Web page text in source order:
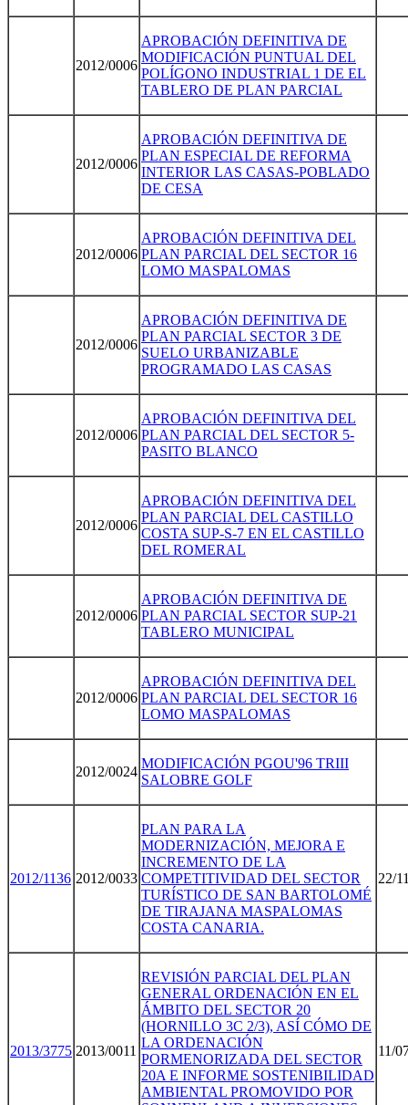
2012/0006
APROBACIÓN DEFINITIVA DE
MODIFICACIÓN PUNTUAL DEL
POLÍGONO INDUSTRIAL 1 DE EL
TABLERO DE PLAN PARCIAL
2012/0006
APROBACIÓN DEFINITIVA DE
PLAN ESPECIAL DE REFORMA
INTERIOR LAS CASAS-POBLADO
DE CESA
2012/0006
APROBACIÓN DEFINITIVA DEL
PLAN PARCIAL DEL SECTOR 16
LOMO MASPALOMAS
2012/0006
APROBACIÓN DEFINITIVA DE
PLAN PARCIAL SECTOR 3 DE
SUELO URBANIZABLE
PROGRAMADO LAS CASAS
2012/0006
APROBACIÓN DEFINITIVA DEL
PLAN PARCIAL DEL SECTOR 5-
PASITO BLANCO
2012/0006
APROBACIÓN DEFINITIVA DEL
PLAN PARCIAL DEL CASTILLO
COSTA SUP-S-7 EN EL CASTILLO
DEL ROMERAL
2012/0006
APROBACIÓN DEFINITIVA DE
PLAN PARCIAL SECTOR SUP-21
TABLERO MUNICIPAL
2012/0006
APROBACIÓN DEFINITIVA DEL
PLAN PARCIAL DEL SECTOR 16
LOMO MASPALOMAS
2012/0024
MODIFICACIÓN PGOU'96 TRIII
SALOBRE GOLF
2012/1136 2012/0033
PLAN PARA LA
MODERNIZACIÓN, MEJORA E
INCREMENTO DE LA
COMPETITIVIDAD DEL SECTOR
TURÍSTICO DE SAN BARTOLOMÉ
DE TIRAJANA MASPALOMAS
COSTA CANARIA.
22/
2013/3775 2013/0011
REVISIÓN PARCIAL DEL PLAN
GENERAL ORDENACIÓN EN EL
ÁMBITO DEL SECTOR 20
(HORNILLO 3C 2/3), ASÍ CÓMO DE
LA ORDENACIÓN
PORMENORIZADA DEL SECTOR
20A E INFORME SOSTENIBILIDAD
AMBIENTAL PROMOVIDO POR
11/